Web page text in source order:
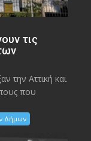
τις
την Αττική και
που
Δήμων